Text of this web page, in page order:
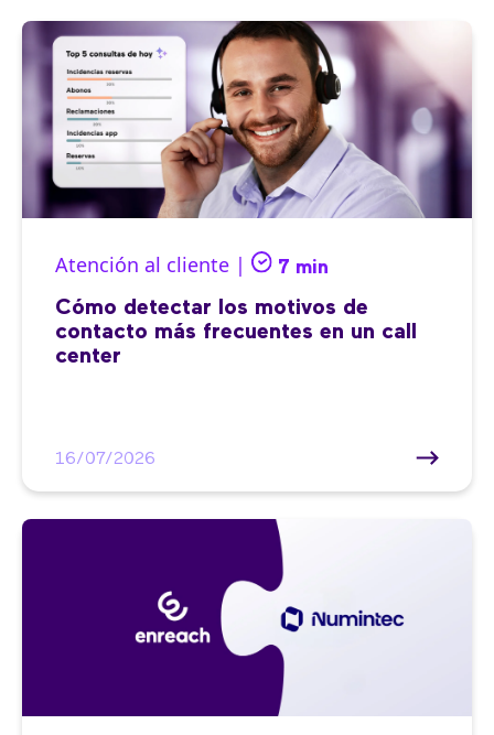
Atención al cliente | 7 min
Cómo detectar los motivos de
contacto más frecuentes en un call
center
16/07/2026